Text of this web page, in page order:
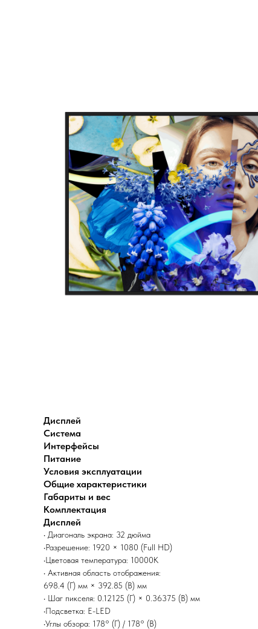
Дисплей
Система
Интерфейсы
Питание
Условия эксплуатации
Общие характеристики
Габариты и вес
Комплектация
Дисплей
• Диагональ экрана: 32 дюйма
•Разрешение: 1920 × 1080 (Full HD)
•Цветовая температура: 10000K
• Активная область отображения:
698.4 (Г) мм × 392.85 (В) мм
• Шаг пикселя: 0.12125 (Г) × 0.36375 (В) мм
•Подсветка: E-LED
•Углы обзора: 178° (Г) / 178° (В)